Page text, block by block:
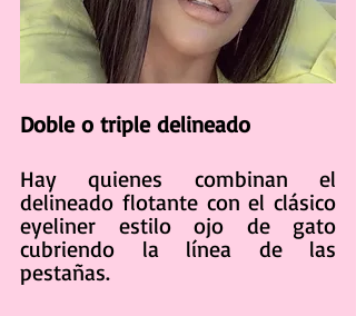
Doble o triple delineado
Hay quienes combinan el
delineado flotante con el clásico
eyeliner estilo ojo de gato
cubriendo la línea de las
pestañas.